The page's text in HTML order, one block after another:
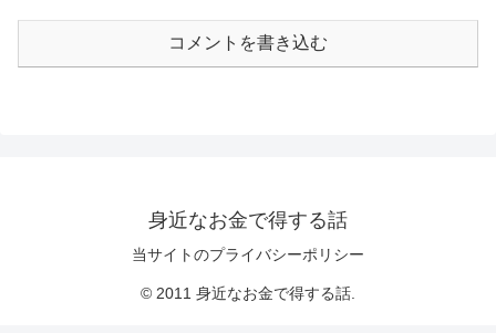
コメントを書き込む
身近なお金で得する話
当サイトのプライバシーポリシー
© 2011 身近なお金で得する話.